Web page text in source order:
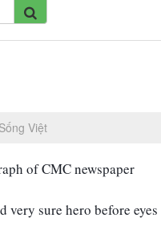
Việt
of CMC newspaper
sure hero before eyes